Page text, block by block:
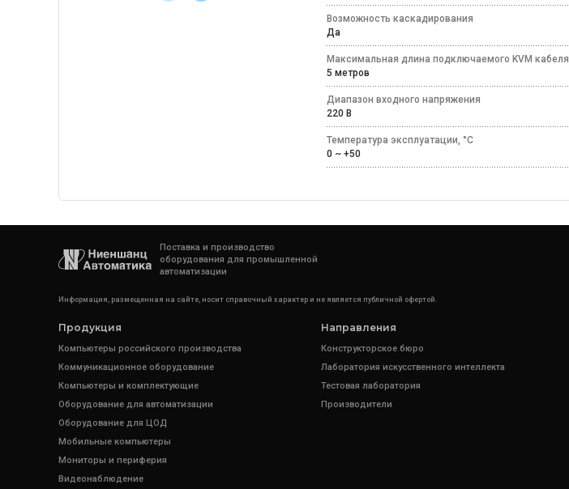
Возможность каскадирования
Да
Максимальная длина подключаемого KVM кабеля
5 метров
Диапазон входного напряжения
220 В
Температура эксплуатации, °C
0 ~ +50
Поставка и производство
оборудования для промышленной
автоматизации
Информация, размещенная на сайте, носит справочный характер и не является публичной офертой.
Продукция
Компьютеры российского производства
Коммуникационное оборудование
Компьютеры и комплектующие
Оборудование для автоматизации
Оборудование для ЦОД
Мобильные компьютеры
Мониторы и периферия
Видеонаблюдение
Направления
Конструкторское бюро
Лаборатория искусственного интеллекта
Тестовая лаборатория
Производители